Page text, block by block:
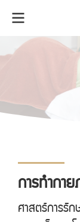
การทำกา
ศาสตร์การรัก